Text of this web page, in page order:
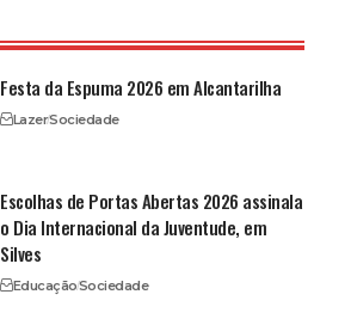
Festa da Espuma 2026 em Alcantarilha
LazerSociedade
Escolhas de Portas Abertas 2026 assinala
o Dia Internacional da Juventude, em
Silves
EducaçãoSociedade